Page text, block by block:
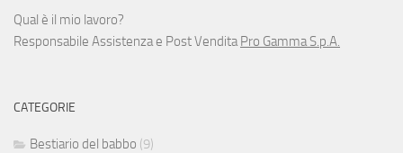
Qual è il mio lavoro?
Responsabile Assistenza e Post VenditaPro Gamma S.p.A.
CATEGORIE
Bestiario del babbo (9)